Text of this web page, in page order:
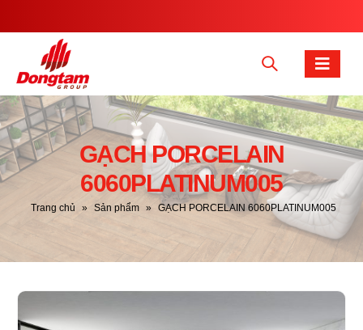
GẠCH PORCELAIN
6060PLATINUM005
Trang chủ » Sản phẩm » GẠCH PORCELAIN 6060PLATINUM005